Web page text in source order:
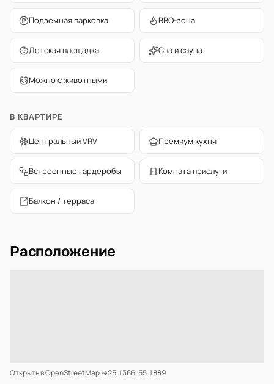
Подземная парковка BBQ-зона
Детская площадка Спа и сауна
Можно с животными
В КВАРТИРЕ
Центральный VRV Премиум кухня
Встроенные гардеробы Комната прислуги
Балкон / терраса
Расположение
Открыть в OpenStreetMap →25.1366, 55.1889